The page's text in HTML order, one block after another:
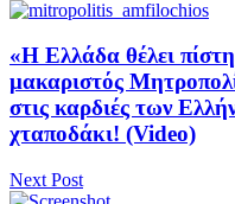
«Η Ελλάδα θέλει
μακαριστός
στις καρδιές των
χταποδάκι! (Video)
Next Post